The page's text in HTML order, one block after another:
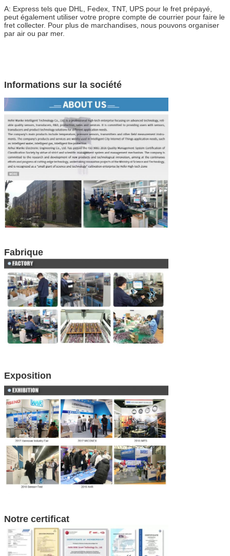
A: Express tels que DHL, Fedex, TNT, UPS pour le fret prépayé,
peut également utiliser votre propre compte de courrier pour faire le
fret collecter. Pour plus de marchandises, nous pouvons organiser
par air ou par mer.
Informations sur la société
Fabrique
Exposition
Notre certificat